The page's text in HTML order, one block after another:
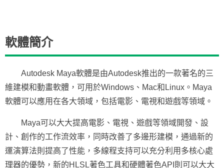
軟體簡介
Autodesk Maya軟體是由Autodesk推出的一款著名的三
維建模和動畫軟體，可用於Windows、Mac和Linux。Maya
軟體可以應用在各大領域，包括電影、電視和遊戲等領域。
Maya可以大大提高電影、電視、遊戲等領域開發、設
計、創作的工作流效率，同時改善了多邊形建模，通過新的
運演算法則提高了性能，多線程支持可以充分利用多核心處
理器的優勢，新的HLSL著色工具和硬體著色API則可以大大